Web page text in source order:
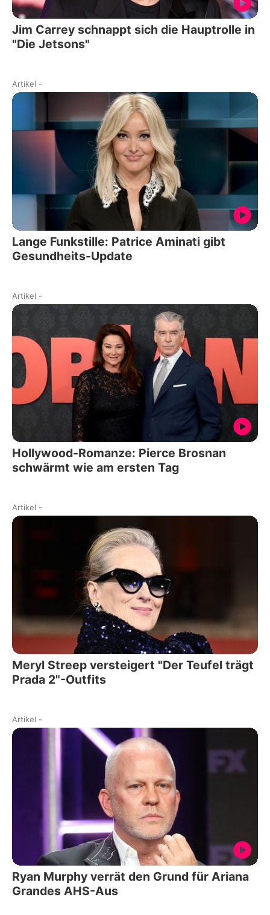
Jim Carrey schnappt sich die Hauptrolle in
"Die Jetsons"
Artikel -
Lange Funkstille: Patrice Aminati gibt
Gesundheits-Update
Artikel -
Hollywood-Romanze: Pierce Brosnan
schwärmt wie am ersten Tag
Artikel -
Meryl Streep versteigert "Der Teufel trägt
Prada 2"-Outfits
Artikel -
Ryan Murphy verrät den Grund für Ariana
Grandes AHS-Aus